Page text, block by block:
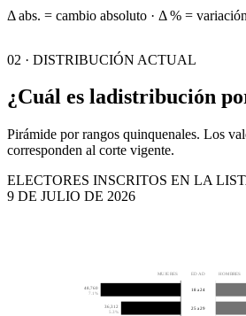
Δ abs. = cambio absoluto · Δ % =
02 · DISTRIBUCIÓN ACTUAL
¿Cuál es ladistribución
Pirámide por rangos quinquenales. Los
corresponden al corte vigente.
ELECTORES INSCRITOS EN LA
9 DE JULIO DE 2026
MUJERES EDAD HOMBRES
48,760
7.1%
18 a 24
36,312
5.3%
25 a 29